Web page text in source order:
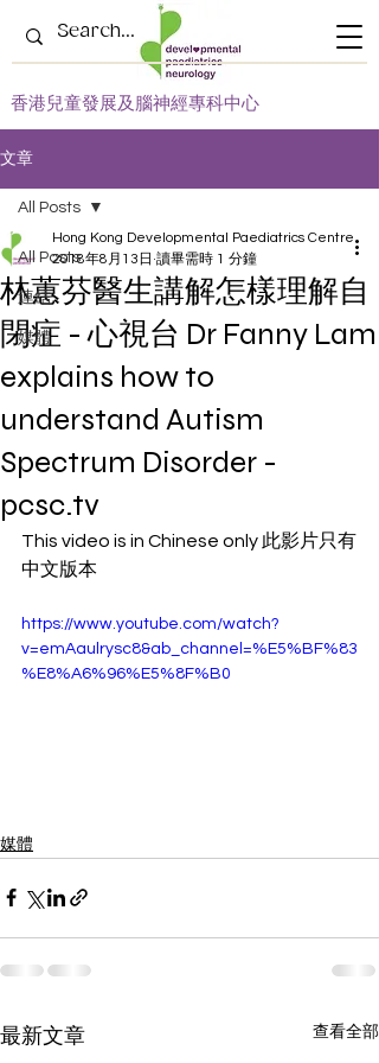
​香港兒童發展及腦神經專科中心
文章
All Posts
連結
媒體
All Posts
林蕙芬醫生講解怎樣理解自
閉症 - 心視台 Dr Fanny Lam
explains how to
understand Autism
Spectrum Disorder -
pcsc.tv
Hong Kong Developmental Paediatrics Centre
2018年8月13日 讀畢需時 1 分鐘
This video is in Chinese only 此影片只有
中文版本
https://www.youtube.com/watch?
v=emAaulrysc8&ab_channel=%E5%BF%83
%E8%A6%96%E5%8F%B0
媒體
最新文章 查看全部